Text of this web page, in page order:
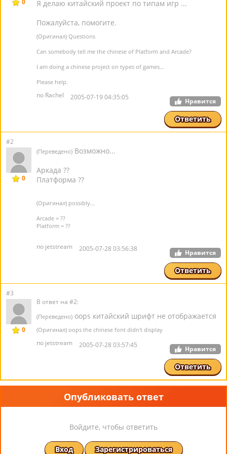
0
Я делаю китайский проект по типам игр ...
Пожалуйста, помогите.
(Оригинал) Questions
Can somebody tell me the chinese of Platform and Arcade?
I am doing a chinese project on types of games...
Please help.
по Rachel 2005-07-19 04:35:05 Нравится
Ответить
#2
0
(Переведено) Возможно...
Аркада ??
Платформа ??
(Оригинал) possibly...
Arcade = ??
Platform = ??
по jetstream 2005-07-28 03:56:38 Нравится
Ответить
#3
0
В ответ на #2:
(Переведено) oops китайский шрифт не отображается
(Оригинал) oops the chinese font didn't display
по jetstream 2005-07-28 03:57:45 Нравится
Ответить
Опубликовать ответ
Войдите, чтобы ответить
Вход Зарегистрироваться